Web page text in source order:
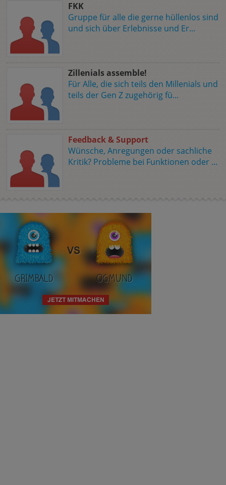
FKK
Gruppe für alle die gerne hüllenlos sind
und sich über Erlebnisse und Er...
Zillenials assemble!
Für Alle, die sich teils den Millenials und
teils der Gen Z zugehörig fü...
Feedback & Support
Wünsche, Anregungen oder sachliche
Kritik? Probleme bei Funktionen oder ...